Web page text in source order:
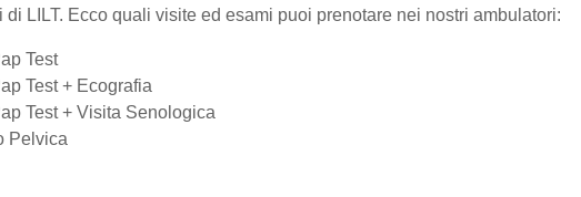
LILT. Ecco quali visite ed esami puoi prenotare nei nostri ambulatori:
Test
Test + Ecografia
Test + Visita Senologica
Pelvica